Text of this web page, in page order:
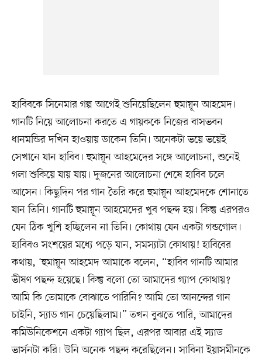
হাবিবকে সিনেমার গল্প আগেই শুনিয়েছিলেন হুমায়ূন আহমেদ।
গানটি নিয়ে আলোচনা করতে এ গায়ককে নিজের বাসভবন
ধানমন্ডির দখিন হাওয়ায় ডাকেন তিনি। অনেকটা ভয়ে ভয়েই
সেখানে যান হাবিব। হুমায়ূন আহমেদের সঙ্গে আলোচনা, শুনেই
গলা শুকিয়ে যায় যায়। দুজনের আলোচনা শেষে হাবিব চলে
আসেন। কিছুদিন পর গান তৈরি করে হুমায়ূন আহমেদকে শোনাতে
যান তিনি। গানটি হুমায়ূন আহমেদের খুব পছন্দ হয়। কিন্তু এরপরও
যেন ঠিক খুশি হচ্ছিলেন না তিনি। কোথায় যেন একটা গন্ডগোল।
হাবিবও সংশয়ের মধ্যে পড়ে যান, সমস্যাটা কোথায়! হাবিবের
কথায়, ‘হুমায়ূন আহমেদ আমাকে বলেন, “হাবিব গানটি আমার
ভীষণ পছন্দ হয়েছে। কিন্তু বলো তো আমাদের গ্যাপ কোথায়?
আমি কি তোমাকে বোঝাতে পারিনি? আমি তো আনন্দের গান
চাইনি, স্যাড গান চেয়েছিলাম।” তখন বুঝতে পারি, আমাদের
কমিউনিকেশনে একটা গ্যাপ ছিল, এরপর আবার এই স্যাড
ভার্সনটা করি। উনি অনেক পছন্দ করেছিলেন। সাবিনা ইয়াসমীনকে